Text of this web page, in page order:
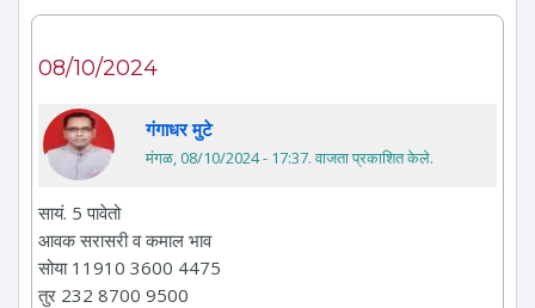
08/10/2024
गंगाधर मुटे
मंगळ, 08/10/2024 - 17:37. वाजता प्रकाशित केले.
सायं. 5 पावेतो
आवक सरासरी व कमाल भाव
सोया 11910 3600 4475
तुर 232 8700 9500